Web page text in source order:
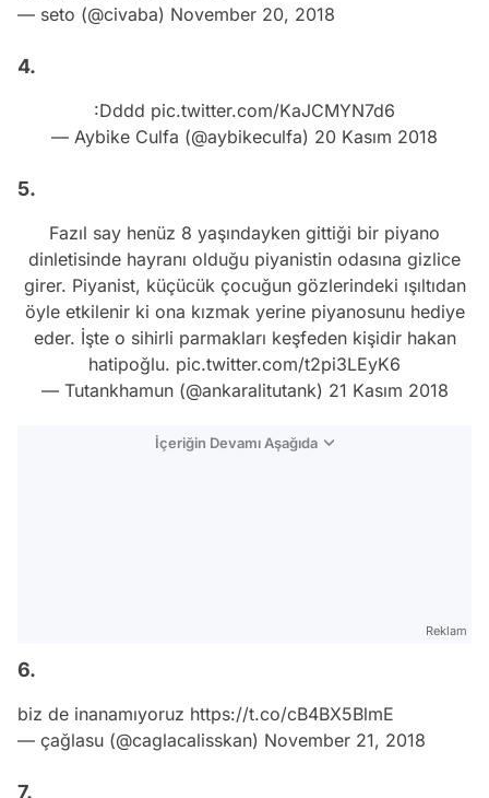
— seto (@civaba) November 20, 2018
4.
:Dddd pic.twitter.com/KaJCMYN7d6
— Aybike Culfa (@aybikeculfa) 20 Kasım 2018
5.
Fazıl say henüz 8 yaşındayken gittiği bir piyano
dinletisinde hayranı olduğu piyanistin odasına gizlice
girer. Piyanist, küçücük çocuğun gözlerindeki ışıltıdan
öyle etkilenir ki ona kızmak yerine piyanosunu hediye
eder. İşte o sihirli parmakları keşfeden kişidir hakan
hatipoğlu. pic.twitter.com/t2pi3LEyK6
— Tutankhamun (@ankaralitutank) 21 Kasım 2018
İçeriğin Devamı Aşağıda
Reklam
6.
biz de inanamıyoruz https://t.co/cB4BX5BlmE
— çağlasu (@caglacalisskan) November 21, 2018
7.